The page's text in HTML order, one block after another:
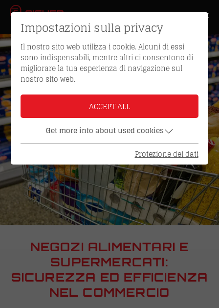
NEGOZI ALIMENTARI E
SUPERMERCATI:
SICUREZZA ED EFFICIENZA
NEL COMMERCIO
Impostazioni sulla privacy
Il nostro sito web utilizza i cookie. Alcuni di essi
sono indispensabili, mentre altri ci consentono di
migliorare la tua esperienza di navigazione sul
nostro sito web.
ACCEPT ALL
Get more info about used cookies
Protezione dei dati